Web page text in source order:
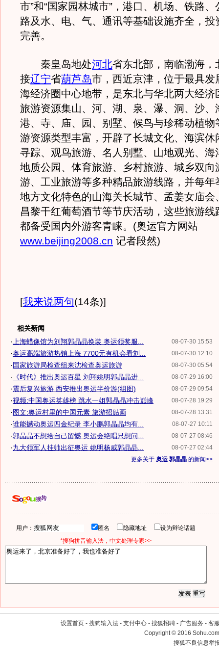
市”和“国家园林城市”，港口、机场、铁路
路及水、电、气、通讯等基础设施齐全，投
完善。
秦皇岛地处河北省东北部，南临渤海，
接辽宁省葫芦岛市，西近京津，位于最具发
海经济圈中心地带，是东北与华北两大经济
旅游资源集山、河、湖、泉、瀑、洞、沙、
港、寺、庙、园、别墅、候鸟与珍稀动植物
游资源类型丰富，开辟了长城文化、海滨休
寻踪、观鸟旅游、名人别墅、山地观光、海
地质公园、体育旅游、乡村旅游、城乡双向
游、工业旅游等多种精品旅游线路，并每年
地方文化特色的山海关长城节、孟姜女庙会
昌黎干红葡萄酒节等节庆活动，这些旅游线
都备受国内外游客青睐。(奥运官方网站
www.beijing2008.cn 记者段然)
[我来说两句(14条)]
相关新闻
08-07-30 15:53
· 上海蜡像馆为刘翔郭晶晶换装 奥运领奖服...
08-07-30 12:10
·奥运高端旅游热销上海 7700元有机会看刘...
08-07-30 05:54
·国家旅游局检查组来沈检查奥运旅游
08-07-29 16:00
· 《时代》推出奥运百星 刘翔姚明郭晶晶进...
08-07-29 09:54
·震后复兴旅游 西安推出奥运半价游(组图)
08-07-28 19:29
·视频:中国奥运英雄榜 跳水一姐郭晶晶冲击巅峰
08-07-28 13:31
·图文:奥运村里的中国元素 旅游招贴画
08-07-27 10:11
·谁能撼动奥运四金纪录 李小鹏郭晶晶均有...
08-07-27 08:46
·郭晶晶不想给自己留憾 奥运会绝唱只想问...
08-07-27 02:44
·九大领军人挂帅出征奥运 姚明杨威郭晶晶...
更多关于 奥运 郭晶晶 的新闻>>
用户： 匿名 隐藏地址
设为辩论话题
*搜狗拼音输入法，中文处理专家>>
设置首页 - 搜狗输入法 - 支付中心 - 搜狐招聘 - 广告服务 - 客
Copyright©2016
搜狐不良信息举